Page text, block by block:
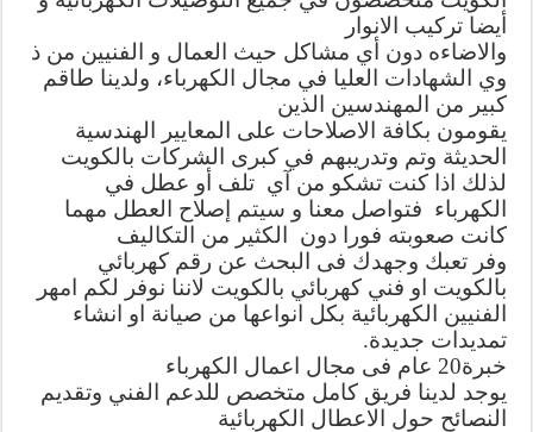
أيضاتركيب
الانوار
والاضاءهدون أي مشاكل حيث العمال و الفنيين منذ
وي
الشهادات العليا في مجال الكهرباء، ولدينا طاقم
كبير من المهندسين
الذين
يقومون بكافة الاصلاحات على المعايير الهندسية
الحديثة وتم وتدريبهم في كبرى
الشركات بالكويت
لذلك اذا كنت تشكو من آي تلف أو عطل في
الكهرباء فتواصل معنا و سيتم
إصلاح العطل مهما
كانت صعوبته فورا دون الكثير من
التكاليف
وفر تعبك وجهدك فى البحث عن رقم كهربائي
بالكويت او فني كهربائي بالكويت لاننا نوفر لكم امهر
الفنيين الكهربائية بكل انواعها من صيانة او انشاء
تمديدات جديدة.
خبرة20 عام فى مجال اعمال الكهرباء
يوجد لدينا فريق كامل متخصص للدعم الفني وتقديم
النصائح حول الاعطال الكهربائية